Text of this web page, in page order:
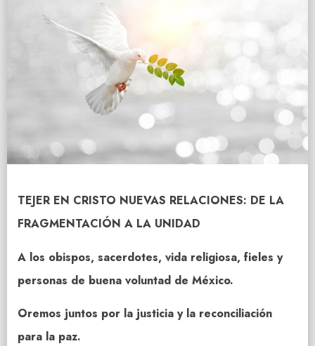
TEJER EN CRISTO NUEVAS RELACIONES: DE LA
FRAGMENTACIÓN A LA UNIDAD
A los obispos, sacerdotes, vida religiosa, fieles y
personas de buena voluntad de México.
Oremos juntos por la justicia y la reconciliación
para la paz.